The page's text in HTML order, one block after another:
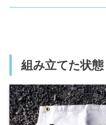
組み立てた状態